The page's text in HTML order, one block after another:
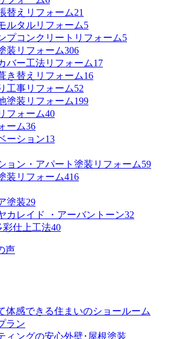
替えリフォーム21
ルタルリフォーム5
プコンクリートリフォーム5
装リフォーム306
バー工法リフォーム17
き替えリフォーム16
工事リフォーム52
塗装リフォーム199
フォーム40
ーム36
ーション13
ョン・アパート塗装リフォーム59
装リフォーム416
塗装29
カレイド ・アーバントーン32
彩仕上工法40
声